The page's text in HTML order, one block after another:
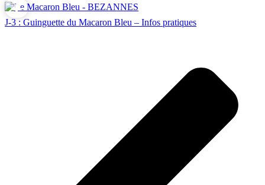
J-3 : Guinguette du Macaron Bleu – Infos pratiques